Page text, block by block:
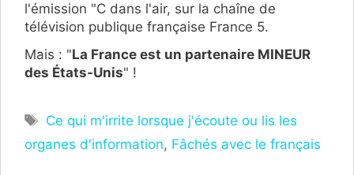
l'émission "C dans l'air, sur la chaîne de
télévision publique française France 5.
Mais : "La France est un partenaire MINEUR
des États-Unis" !
Étiquettes
Ce qui m'irrite lorsque j'écoute ou lis les
organes d'information, Fâchés avec le français